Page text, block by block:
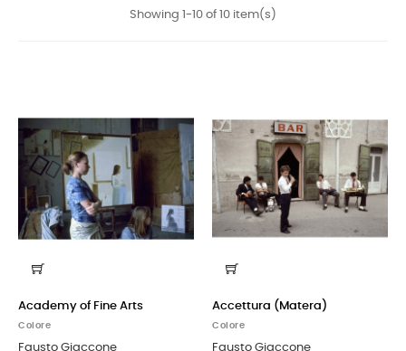
Showing 1-10 of 10 item(s)
Academy of Fine Arts
Colore
Fausto Giaccone
Accettura (Matera)
Colore
Fausto Giaccone